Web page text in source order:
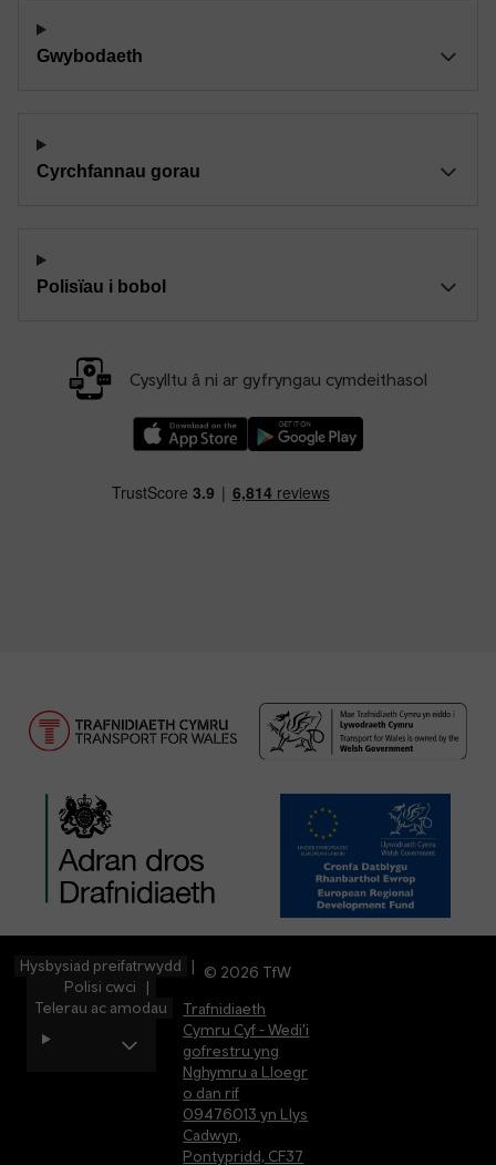
Gwybodaeth
Cyrchfannau gorau
Polisïau i bobol
Cysylltu â ni ar gyfryngau cymdeithasol
© 2026 TfW
Trafnidiaeth
Cymru Cyf - Wedi'i
gofrestru yng
Nghymru a Lloegr
o dan rif
09476013 yn Llys
Cadwyn,
Pontypridd, CF37
Hysbysiad preifatrwydd
Polisi cwci
Telerau ac amodau